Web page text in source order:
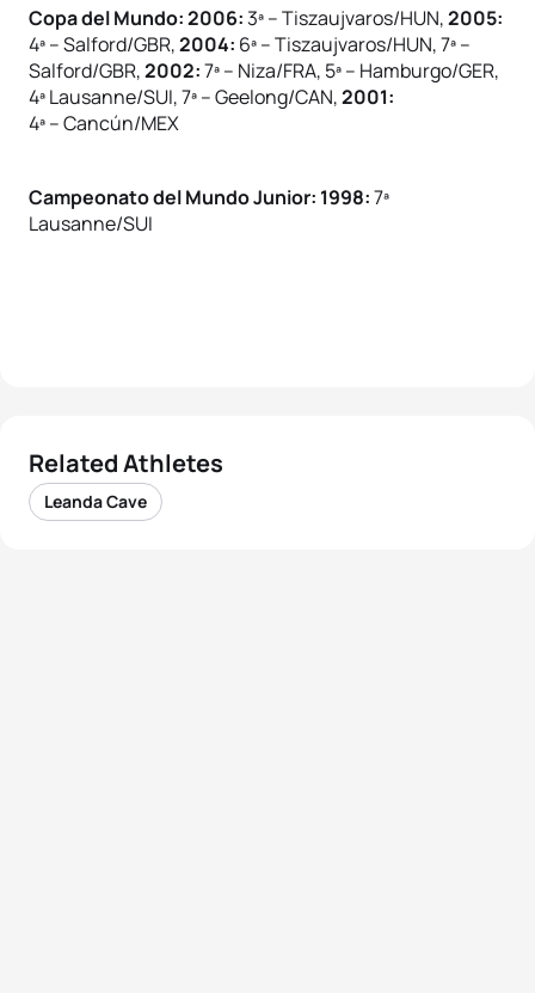
Copa del Mundo: 2006:3ª – Tiszaujvaros/HUN,2005:
4ª – Salford/GBR,2004: 6ª – Tiszaujvaros/HUN, 7ª –
Salford/GBR,2002:7ª – Niza/FRA, 5ª – Hamburgo/GER,
4ª Lausanne/SUI, 7ª – Geelong/CAN,2001:
4ª – Cancún/MEX
Campeonato del Mundo Junior: 1998:7ª
Lausanne/SUI
Related Athletes
Leanda Cave